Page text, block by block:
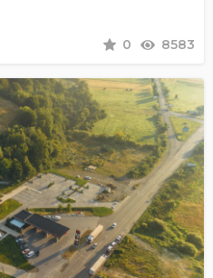
0 8583